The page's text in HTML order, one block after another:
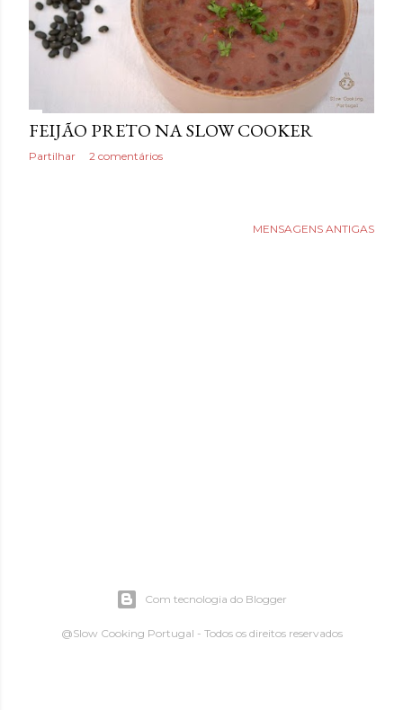
n
FEIJÃO PRETO NA SLOW COOKER
Partilhar 2 comentários
MENSAGENS ANTIGAS
Com tecnologia do Blogger
@Slow Cooking Portugal - Todos os direitos reservados